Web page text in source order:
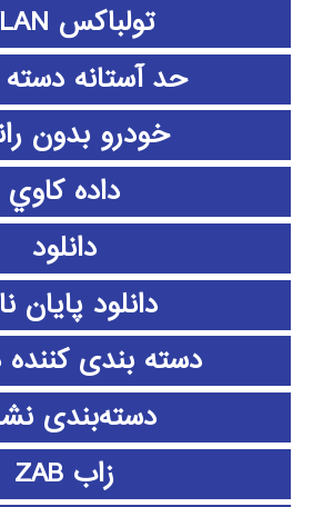
تولباکس WLAN
حد آستانه
خودرو بدون
داده كاوي
دانلود
دانلود پايان
دسته بندی
دسته‌بندی
زاب ZAB